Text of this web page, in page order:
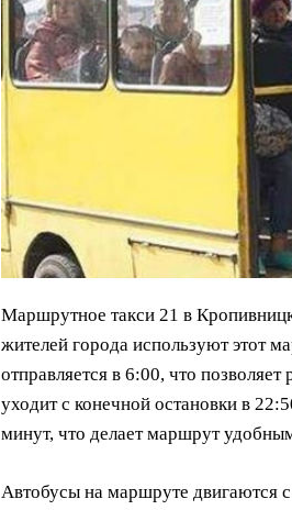
Маршрутное такси 21 в
жителей города используют этот
отправляется в 6:00, что
уходит с конечной остановки в
минут, что делает маршрут
Автобусы на маршруте двигаются